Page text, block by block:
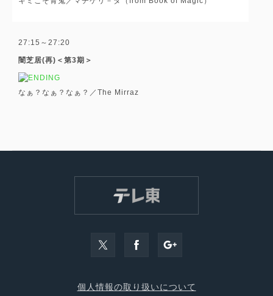
27:15～27:20
闇芝居(再)＜第3期＞
なぁ？なぁ？なぁ？／The Mirraz
個人情報の取り扱いについて